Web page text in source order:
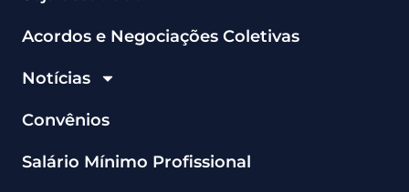
Acordos e Negociações Coletivas
Notícias
Convênios
Salário Mínimo Profissional